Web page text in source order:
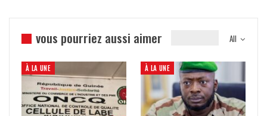
All
vous pourriez aussi aimer
À LA UNE À LA UNE